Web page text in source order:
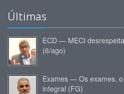
Últimas
ECD — MECI
(6/ago)
Exames — Os exames,
integral (FG)